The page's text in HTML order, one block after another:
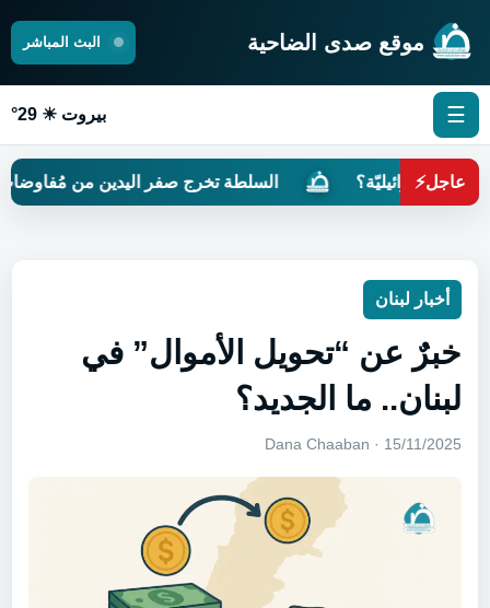
موقع صدى الضاحية البث المباشر
☰ بيروت ☀ 29°
عاجل⚡
إسرائيليّة؟ السلطة تخرج صفر اليدين من مُفاوضات روما
أخبار لبنان
خبرٌ عن “تحويل الأموال” في
لبنان.. ما الجديد؟
15/11/2025 · Dana Chaaban